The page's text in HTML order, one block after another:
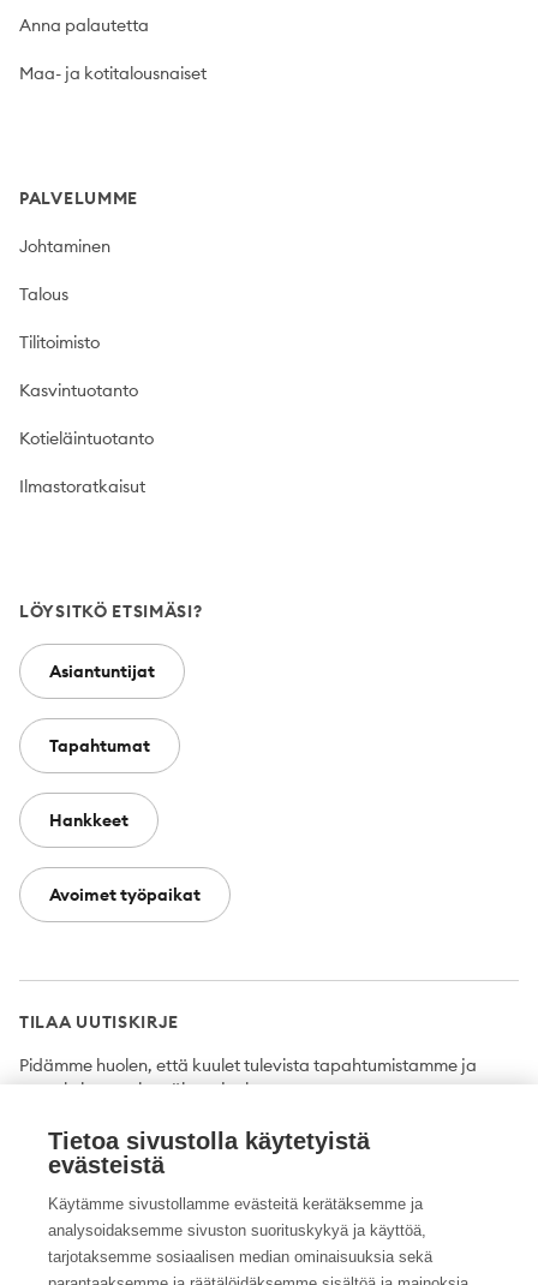
Anna palautetta
Maa- ja kotitalousnaiset
PALVELUMME
Johtaminen
Talous
Tilitoimisto
Kasvintuotanto
Kotieläintuotanto
Ilmastoratkaisut
LÖYSITKÖ ETSIMÄSI?
Asiantuntijat
Tapahtumat
Hankkeet
Avoimet työpaikat
TILAA UUTISKIRJE
Pidämme huolen, että kuulet tulevista tapahtumistamme ja
uutuuksista ensimmäisten joukossa.
Tilaa
Twitter FacebookYouTubeInstagramLinkedIn
Tietoa sivustolla käytetyistä
evästeistä
Käytämme sivustollamme evästeitä kerätäksemme ja
analysoidaksemme sivuston suorituskykyä ja käyttöä,
tarjotaksemme sosiaalisen median ominaisuuksia sekä